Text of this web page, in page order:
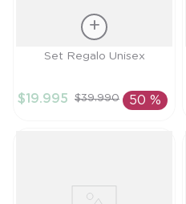
Talla
AÑADIR AL
Set Regalo Unisex
$19.995 $39.990 50 %